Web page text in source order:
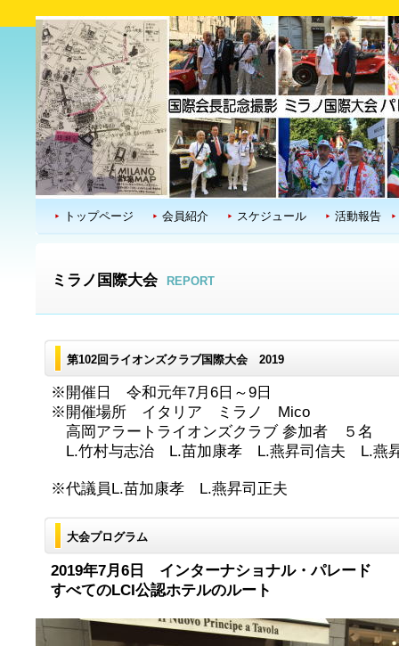
ミラノ国際大会 REPORT
第102回ライオンズクラブ国際大会 2019
※開催日 令和元年7月6日～9日
※開催場所 イタリア ミラノ Mico
高岡アラートライオンズクラブ 参加者 ５名
L.竹村与志治 L.苗加康孝 L.燕昇司信夫 L.燕
※代議員L.苗加康孝 L.燕昇司正夫
大会プログラム
2019年7月6日 インターナショナル・パレード
すべてのLCI公認ホテルのルート
トップページ 会員紹介 スケジュール 活動報告